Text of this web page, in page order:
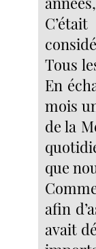
Tous
En
mois
de la
que
afin
avait